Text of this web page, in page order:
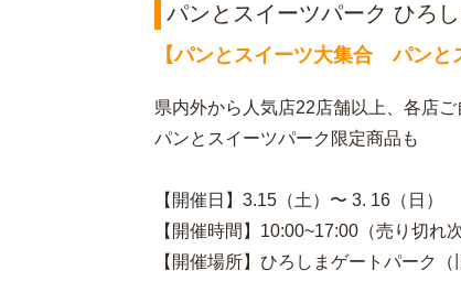
パンとスイーツパーク ひろ
【パンとスイーツ大集合 パンと
県内外から人気店22店舗以上、各店
パンとスイーツパーク限定商品も
【開催日】3.15（土）〜 3. 16（日）
【開催時間】10:00~17:00（売り切れ
【開催場所】ひろしまゲートパーク（